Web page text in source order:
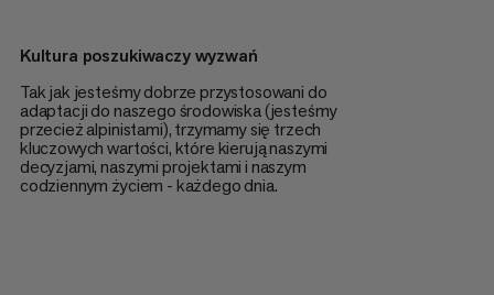
Kultura poszukiwaczy wyzwań
Tak jak jesteśmy dobrze przystosowani do
adaptacji do naszego środowiska (jesteśmy
przecież alpinistami), trzymamy się trzech
kluczowych wartości, które kierują naszymi
decyzjami, naszymi projektami i naszym
codziennym życiem - każdego dnia.